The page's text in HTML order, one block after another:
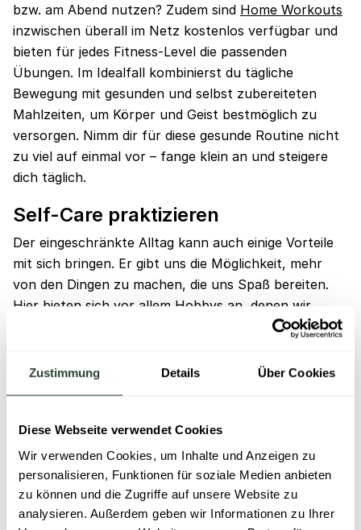
Zustimmung Details Über Cookies
Diese Webseite verwendet Cookies
Wir verwenden Cookies, um Inhalte und Anzeigen zu
personalisieren, Funktionen für soziale Medien anbieten
zu können und die Zugriffe auf unsere Website zu
analysieren. Außerdem geben wir Informationen zu Ihrer
bzw. am Abend nutzen? Zudem sind Home Workouts
inzwischen überall im Netz kostenlos verfügbar und
bieten für jedes Fitness-Level die passenden
Übungen. Im Idealfall kombinierst du tägliche
Bewegung mit gesunden und selbst zubereiteten
Mahlzeiten, um Körper und Geist bestmöglich zu
versorgen. Nimm dir für diese gesunde Routine nicht
zu viel auf einmal vor – fange klein an und steigere
dich täglich.
Self-Care praktizieren
Der eingeschränkte Alltag kann auch einige Vorteile
mit sich bringen. Er gibt uns die Möglichkeit, mehr
von den Dingen zu machen, die uns Spaß bereiten.
Hier bieten sich vor allem Hobbys an, denen wir
zuhause ideal nachgehen können. Wie wäre es
Entspannung am Abend, spannenden
Achtsamkeitsübungen? Auch bewusste Auszeiten mit
Naturklängenoder einem Bad eignen sich perfekt für
mehr Self-Care. Jetzt ist die perfekte Zeit, dich mehr
mit dem zu beschäftigen, was dir gut tut.